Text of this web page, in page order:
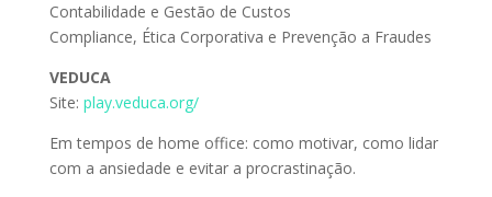
Contabilidade e Gestão de Custos
Compliance, Ética Corporativa e Prevenção a Fraudes
VEDUCA
Site: play.veduca.org/
Em tempos de home office: como motivar, como lidar
com a ansiedade e evitar a procrastinação.